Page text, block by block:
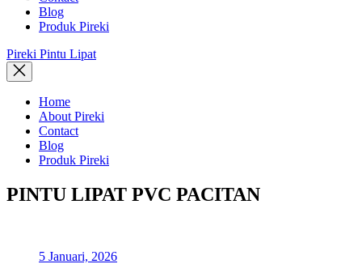
Blog
Produk Pireki
Pireki Pintu Lipat
Home
About Pireki
Contact
Blog
Produk Pireki
PINTU LIPAT PVC PACITAN
5 Januari, 2026